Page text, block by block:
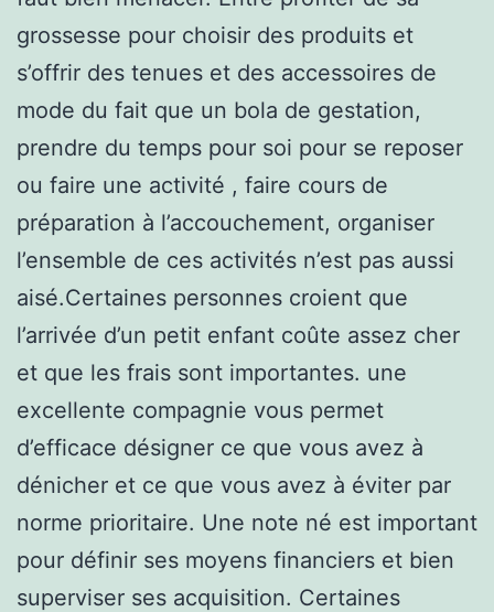
grossesse pour choisir des produits et
s’offrir des tenues et des accessoires de
mode du fait que un bola de gestation,
prendre du temps pour soi pour se reposer
ou faire une activité , faire cours de
préparation à l’accouchement, organiser
l’ensemble de ces activités n’est pas aussi
aisé.Certaines personnes croient que
l’arrivée d’un petit enfant coûte assez cher
et que les frais sont importantes. une
excellente compagnie vous permet
d’efficace désigner ce que vous avez à
dénicher et ce que vous avez à éviter par
norme prioritaire. Une note né est important
pour définir ses moyens financiers et bien
superviser ses acquisition. Certaines